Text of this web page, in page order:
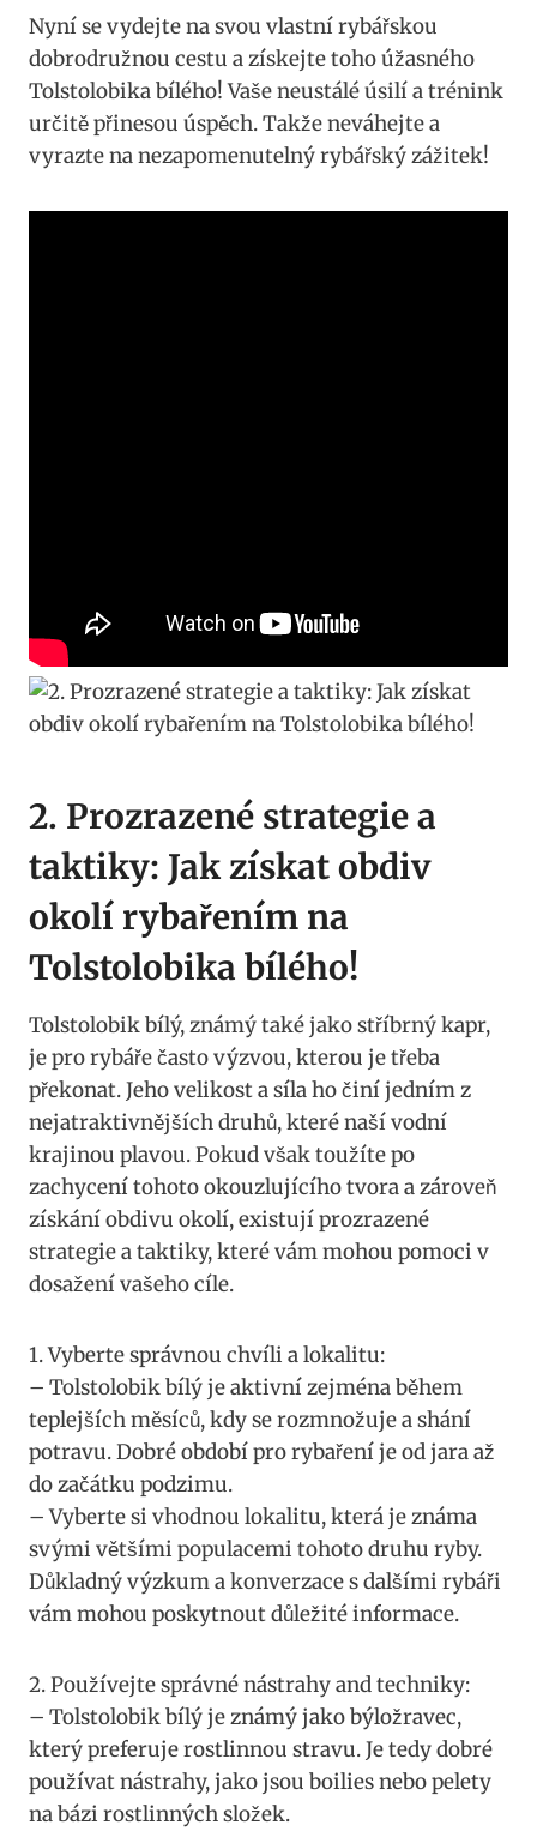
Nyní ​se vydejte na svou vlastní ‌rybářskou
dobrodružnou‍ cestu a získejte toho úžasného
Tolstolobika bílého! Vaše neustálé úsilí a​ trénink
určitě‍ přinesou úspěch. Takže neváhejte a‌
vyrazte na nezapomenutelný rybářský zážitek!
2. Prozrazené strategie a
taktiky: Jak získat ⁣obdiv
‌okolí rybařením ​na
Tolstolobika bílého!
Tolstolobik​ bílý, známý ⁣také jako stříbrný kapr,
je pro rybáře často​ výzvou, ⁢kterou je třeba
překonat. Jeho velikost a ⁢síla ⁤ho činí jedním z
nejatraktivnějších druhů, které naší vodní
krajinou plavou. ⁢Pokud však toužíte⁤ po
zachycení tohoto okouzlujícího tvora a zároveň
získání obdivu okolí, existují prozrazené
strategie a taktiky, které‌ vám mohou pomoci v
dosažení vašeho cíle.
1. Vyberte správnou chvíli a lokalitu:
– Tolstolobik bílý je aktivní ⁣zejména ‌během
teplejších měsíců, kdy se rozmnožuje ‍a shání
potravu. Dobré období pro rybaření je od jara až
do začátku ⁣podzimu.
– Vyberte⁢ si vhodnou lokalitu, která ⁤je ⁢známa
svými většími populacemi tohoto druhu ryby.
Důkladný výzkum a konverzace s dalšími ​rybáři
vám mohou poskytnout důležité⁤ informace.
2. Používejte správné nástrahy and ⁣techniky:
– Tolstolobik bílý⁣ je známý​ jako ⁢býložravec,
který preferuje rostlinnou stravu. Je tedy ⁤dobré
používat nástrahy,⁤ jako jsou boilies nebo pelety
na​ bázi rostlinných složek.